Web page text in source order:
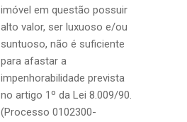
imóvel em questão possuir
alto valor, ser luxuoso e/ou
suntuoso, não é suficiente
para afastar a
impenhorabilidade prevista
no artigo 1º da Lei 8.009/90.
(Processo 0102300-